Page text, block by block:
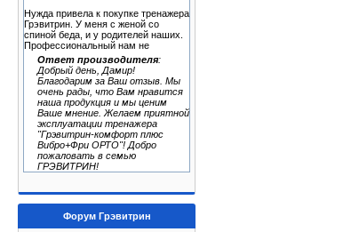
Нужда привела к покупке тренажера
Грэвитрин. У меня с женой со
спиной беда, и у родителей наших.
Профессиональный нам не
Ответ производителя:
Добрый день, Дамир!
Благодарим за Ваш отзыв. Мы
очень рады, что Вам нравится
наша продукция и мы ценим
Ваше мнение. Желаем приятной
эксплуатации тренажера
"Грэвитрин-комфорт плюс
Вибро+Фри ОРТО"! Добро
пожаловать в семью
ГРЭВИТРИН!
Форум Грэвитрин